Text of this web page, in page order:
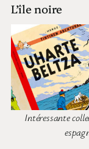
L’île noire
Intéressante